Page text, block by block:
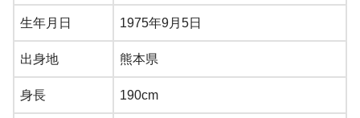
生年月日 1975年9月5日
出身地 熊本県
身長 190cm